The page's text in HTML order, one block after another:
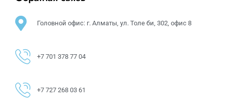
Головной офис: г. Алматы, ул. Толе би, 302, офис 8
+7 701 378 77 04
+7 727 268 03 61